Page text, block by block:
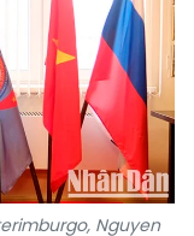
Nguyen